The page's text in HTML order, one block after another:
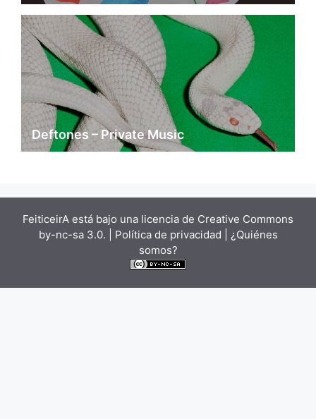
Deftones – Private Music
FeiticeirA está bajo una licencia de Creative Commons
by-nc-sa 3.0. | Política de privacidad | ¿Quiénes
somos?